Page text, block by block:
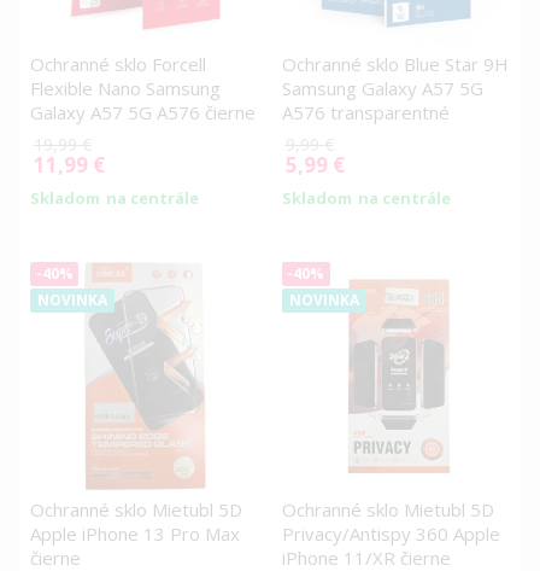
Ochranné sklo Forcell
Flexible Nano Samsung
Galaxy A57 5G A576 čierne
19,99 €
Special
11,99 €
Skladom na centrále
Ochranné sklo Blue Star 9H
Samsung Galaxy A57 5G
A576 transparentné
9,99 €
Special
5,99 €
Skladom na centrále
-40%
NOVINKA
Ochranné sklo Mietubl 5D
Apple iPhone 13 Pro Max
čierne
-40%
NOVINKA
Ochranné sklo Mietubl 5D
Privacy/Antispy 360 Apple
iPhone 11/XR čierne